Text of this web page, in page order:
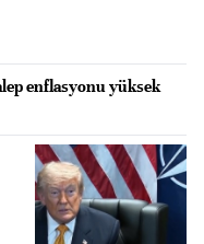
enflasyonu yüksek